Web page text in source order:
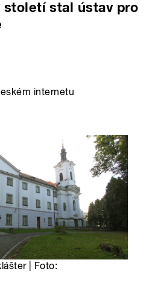
století stal ústav pro
internetu
| Foto: